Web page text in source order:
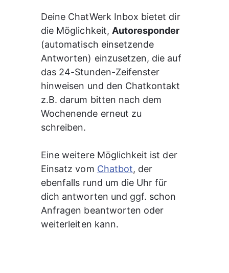
Deine ChatWerk Inbox bietet dir
die Möglichkeit, Autoresponder
(automatisch einsetzende
Antworten) einzusetzen, die auf
das 24-Stunden-Zeifenster
hinweisen und den Chatkontakt
z.B. darum bitten nach dem
Wochenende erneut zu
schreiben.
Eine weitere Möglichkeit ist der
Einsatz vom Chatbot, der
ebenfalls rund um die Uhr für
dich antworten und ggf. schon
Anfragen beantworten oder
weiterleiten kann.